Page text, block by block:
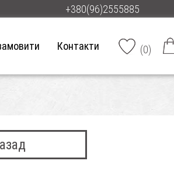
+380(96)2555885
Контакти (0)